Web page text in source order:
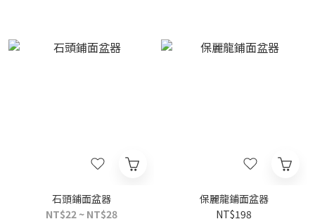
石頭鋪面盆器
NT$22 ~ NT$28
保麗龍鋪面盆器
NT$198